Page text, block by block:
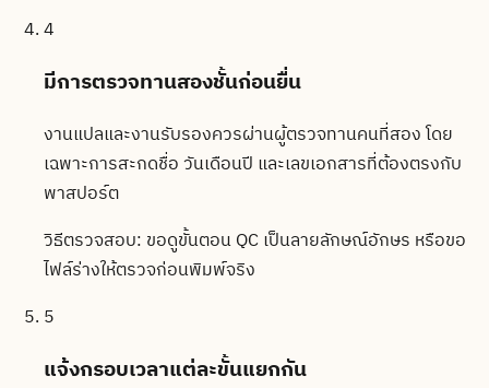
4
มีการตรวจทานสองชั้นก่อนยื่น
งานแปลและงานรับรองควรผ่านผู้ตรวจทานคนที่สอง โดย
เฉพาะการสะกดชื่อ วันเดือนปี และเลขเอกสารที่ต้องตรงกับ
พาสปอร์ต
วิธีตรวจสอบ: ขอดูขั้นตอน QC เป็นลายลักษณ์อักษร หรือขอ
ไฟล์ร่างให้ตรวจก่อนพิมพ์จริง
5
แจ้งกรอบเวลาแต่ละขั้นแยกกัน